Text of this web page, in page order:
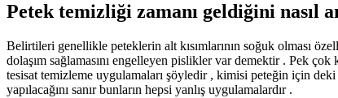
Petek temizliği zamanı geldiğini nasıl
Belirtileri genellikle peteklerin alt kısımlarının soğuk olması
dolaşım sağlamasını engelleyen pislikler var demektir . Pek
tesisat temizleme uygulamaları şöyledir , kimisi peteğin için
yapılacağını sanır bunların hepsi yanlış uygulamalardır .